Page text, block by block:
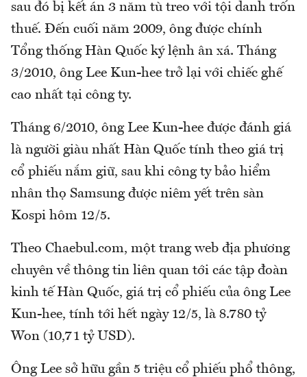
sau đó bị kết án 3 năm tù treo với tội danh trốn
thuế. Đến cuối năm 2009, ông được chính
Tổng thống Hàn Quốc ký lệnh ân xá. Tháng
3/2010, ông Lee Kun-hee trở lại với chiếc ghế
cao nhất tại công ty.
Tháng 6/2010, ông Lee Kun-hee được đánh giá
là người giàu nhất Hàn Quốc tính theo giá trị
cổ phiếu nắm giữ, sau khi công ty bảo hiểm
nhân thọ Samsung được niêm yết trên sàn
Kospi hôm 12/5.
Theo Chaebul.com, một trang web địa phương
chuyên về thông tin liên quan tới các tập đoàn
kinh tế Hàn Quốc, giá trị cổ phiếu của ông Lee
Kun-hee, tính tới hết ngày 12/5, là 8.780 tỷ
Won (10,71 tỷ USD).
Ông Lee sở hữu gần 5 triệu cổ phiếu phổ thông,